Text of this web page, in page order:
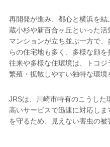
再開発が進み、都心と横浜を
蔵小杉や新百合ヶ丘といった
マンションが立ち並ぶ一方で
らの住宅地も多く、多様な顔
往来や多様な住環境は、トコ
繁殖・拡散しやすい独特な環境
JRSは、川崎市特有のこうし
高いサービスで迅速に対応し
を守るため、見えない害虫の被